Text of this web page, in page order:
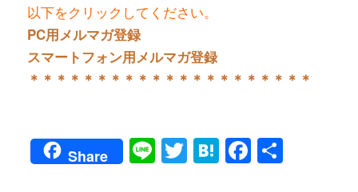
以下をクリックしてください。
PC用メルマガ登録
スマートフォン用メルマガ登録
＊＊＊＊＊＊＊＊＊＊＊＊＊＊＊＊＊＊＊＊＊
Share LineTwitter
Hatena共